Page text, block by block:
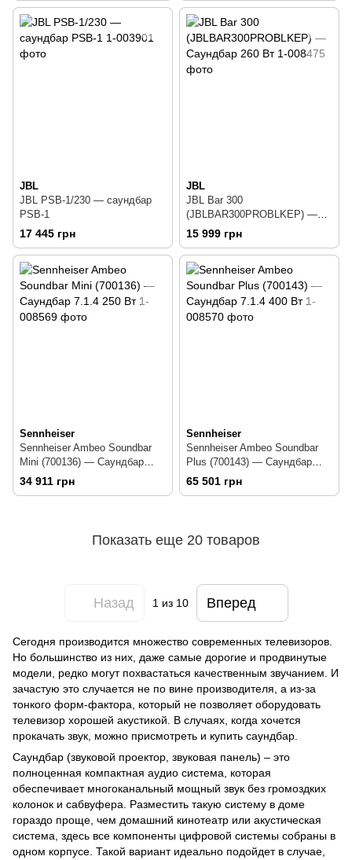
JBL
JBL PSB-1/230 — саундбар
PSB-1
17 445 грн
JBL
JBL Bar 300
(JBLBAR300PROBLKEP) —
Саундбар 260 Вт
15 999 грн
Sennheiser
Sennheiser Ambeo Soundbar
Mini (700136) — Саундбар
7.1.4 250 Вт
34 911 грн
Sennheiser
Sennheiser Ambeo Soundbar
Plus (700143) — Саундбар
7.1.4 400 Вт
65 501 грн
Показать еще 20 товаров
Назад 1из 10 Вперед
Сегодня производится множество современных телевизоров.
Но большинство из них, даже самые дорогие и продвинутые
модели, редко могут похвастаться качественным звучанием. И
зачастую это случается не по вине производителя, а из-за
тонкого форм-фактора, который не позволяет оборудовать
телевизор хорошей акустикой. В случаях, когда хочется
прокачать звук, можно присмотреть и купить саундбар.
Саундбар (звуковой проектор, звуковая панель) – это
полноценная компактная аудио система, которая
обеспечивает многоканальный мощный звук без громоздких
колонок и сабвуфера. Разместить такую систему в доме
гораздо проще, чем домашний кинотеатр или акустическая
система, здесь все компоненты цифровой системы собраны в
одном корпусе. Такой вариант идеально подойдет в случае,